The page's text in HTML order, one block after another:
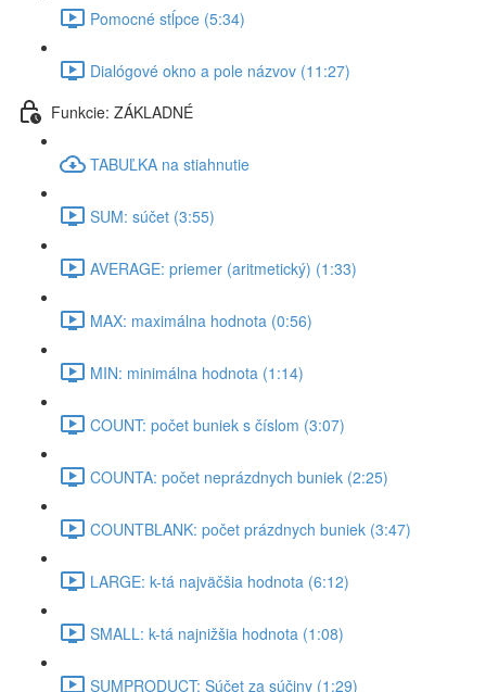
Pomocné stĺpce (5:34)
Dialógové okno a pole názvov (11:27)
Funkcie: ZÁKLADNÉ
TABUĽKA na stiahnutie
SUM: súčet (3:55)
AVERAGE: priemer (aritmetický) (1:33)
MAX: maximálna hodnota (0:56)
MIN: minimálna hodnota (1:14)
COUNT: počet buniek s číslom (3:07)
COUNTA: počet neprázdnych buniek (2:25)
COUNTBLANK: počet prázdnych buniek (3:47)
LARGE: k-tá najväčšia hodnota (6:12)
SMALL: k-tá najnižšia hodnota (1:08)
SUMPRODUCT: Súčet za súčiny (1:29)